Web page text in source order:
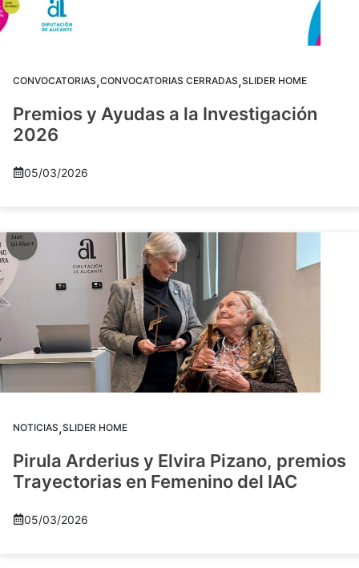
CONVOCATORIAS,CONVOCATORIAS CERRADAS,SLIDER HOME
Premios y Ayudas a la Investigación
2026
05/03/2026
NOTICIAS,SLIDER HOME
Pirula Arderius y Elvira Pizano, premios
Trayectorias en Femenino del IAC
05/03/2026